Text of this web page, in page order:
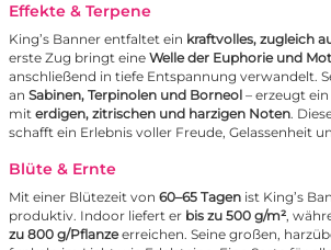
Effekte & Terpene
King’s Banner entfaltet ein kraftvolles, zugleich
erste Zug bringt eine Welle der Euphorie und
anschließend in tiefe Entspannung verwandelt.
an Sabinen, Terpinolen und Borneol – erzeugt
mit erdigen, zitrischen und harzigen Noten.
schafft ein Erlebnis voller Freude, Gelassenheit
Blüte & Ernte
Mit einer Blütezeit von 60–65 Tagen ist King’s
produktiv. Indoor liefert er bis zu 500 g/m²,
zu 800 g/Pflanzeerreichen. Seine großen,